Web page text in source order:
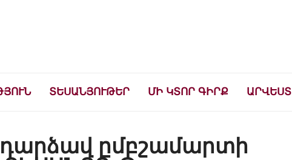
ՏԵՍԱՆՅՈՒԹԵՐ ՄԻ ԿՏՈՐ ԳԻՐՔ ԱՐՎԵՍՏ
ըմբշամարտի